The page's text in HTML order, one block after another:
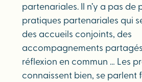
partenariales. Il n’y a pas de
pratiques partenariales qui
des accueils conjoints, des
accompagnements
réflexion en commun … Les
connaissent bien, se parlent